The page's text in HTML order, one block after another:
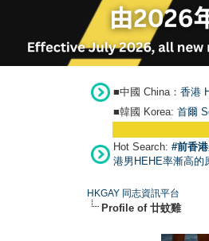
■中國 China： 香港
■韓國 Korea: 首爾
Hot Search: #前香
港男HEHE率漸高的
HKGAY 同志資訊平台
Profile of 廿蚊雞